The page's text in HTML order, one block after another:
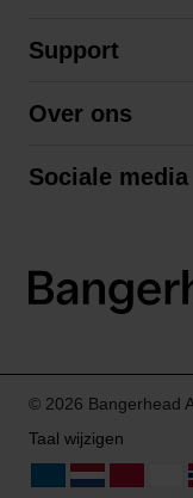
Support
Algemene
Over ons
Sociale media
LinkedIn
© 2026 Bangerhead
Taal wijzigen